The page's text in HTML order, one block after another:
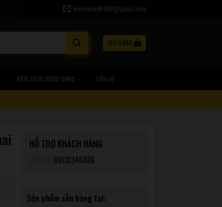
winevalley8888@gmail.com
GIỎ HÀNG
KIẾN THỨC RƯỢU VANG LIÊN HỆ
HỖ TRỢ KHÁCH HÀNG
0908346886
Sản phẩm sẵn hàng tại: